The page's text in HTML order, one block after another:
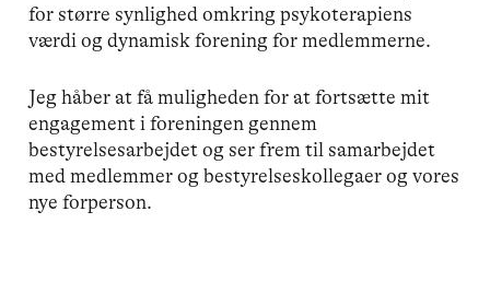
for større synlighed omkring psykoterapiens
værdi og dynamisk forening for medlemmerne.
Jeg håber at få muligheden for at fortsætte mit
engagement i foreningen gennem
bestyrelsesarbejdet og ser frem til samarbejdet
med medlemmer og bestyrelseskollegaer og vores
nye forperson.